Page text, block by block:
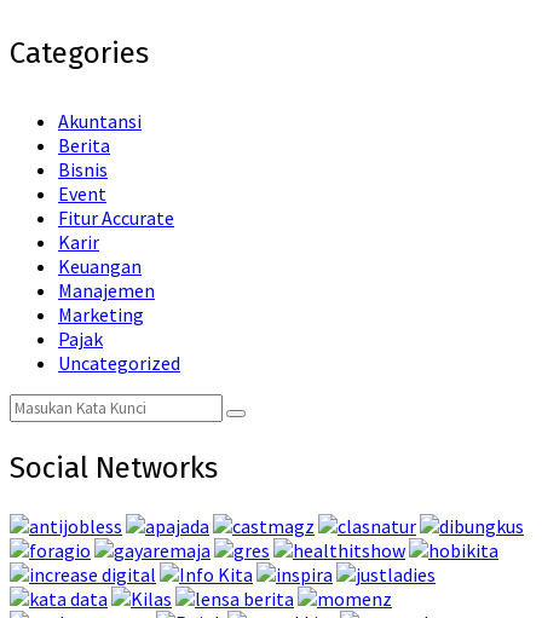
Categories
Akuntansi
Berita
Bisnis
Event
Fitur Accurate
Karir
Keuangan
Manajemen
Marketing
Pajak
Uncategorized
Search
for:
Search
Social Networks